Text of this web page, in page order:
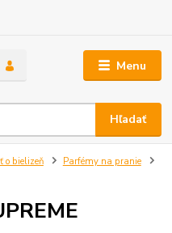
Menu
Hľadať
o bielizeň
Parfémy na pranie